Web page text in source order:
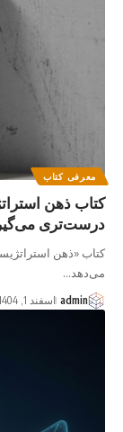
معرفی کتاب
کتاب ذهن
درست‌تری
کتاب «ذهن
می‌دهد…
admin اسفند 1, 1404